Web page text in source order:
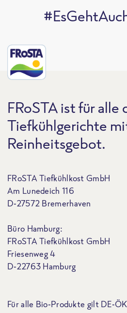
FRoSTA ist für alle
Tiefkühlgerichte
Reinheitsgebot.
FRoSTA Tiefkühlkost GmbH
Am Lunedeich 116
D-27572 Bremerhaven
Büro Hamburg:
FRoSTA Tiefkühlkost GmbH
Friesenweg 4
D-22763 Hamburg
Für alle Bio-Produkte gilt DE-